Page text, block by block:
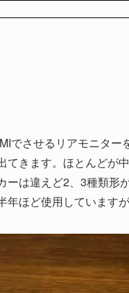
でさせるリアモニタ
てきます。ほとんどが
ーは違えど2、3種類
年ほど使用しています